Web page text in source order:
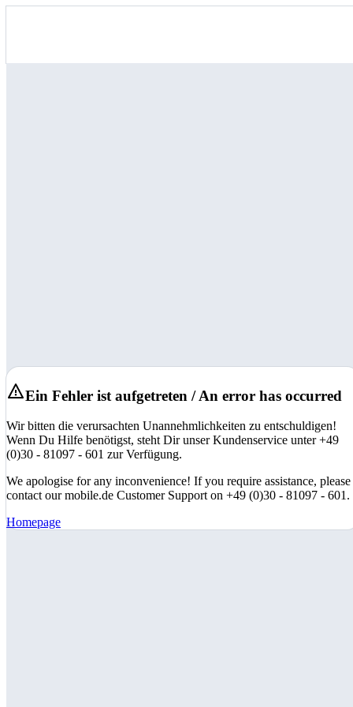
Ein Fehler ist aufgetreten / An error has occurred
Wir bitten die verursachten Unannehmlichkeiten zu entschuldigen!
Wenn Du Hilfe benötigst, steht Dir unser Kundenservice unter +49
(0)30 - 81097 - 601 zur Verfügung.
We apologise for any inconvenience! If you require assistance, please
contact our mobile.de Customer Support on +49 (0)30 - 81097 - 601.
Homepage